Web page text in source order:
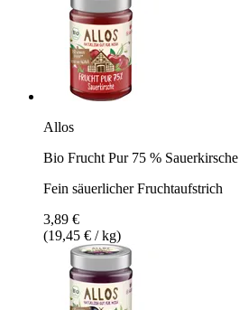
Allos
Bio Frucht Pur 75 % Sauerkirsche
Fein säuerlicher Fruchtaufstrich
3,89 €
(19,45 € / kg)